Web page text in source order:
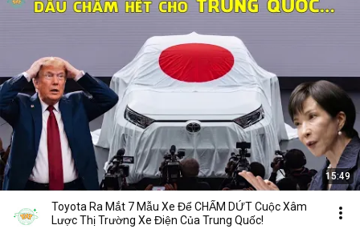
15:49
Toyota Ra Mắt 7 Mẫu Xe Để CHẤM DỨT Cuộc Xâm
Lược Thị Trường Xe Điện Của Trung Quốc!